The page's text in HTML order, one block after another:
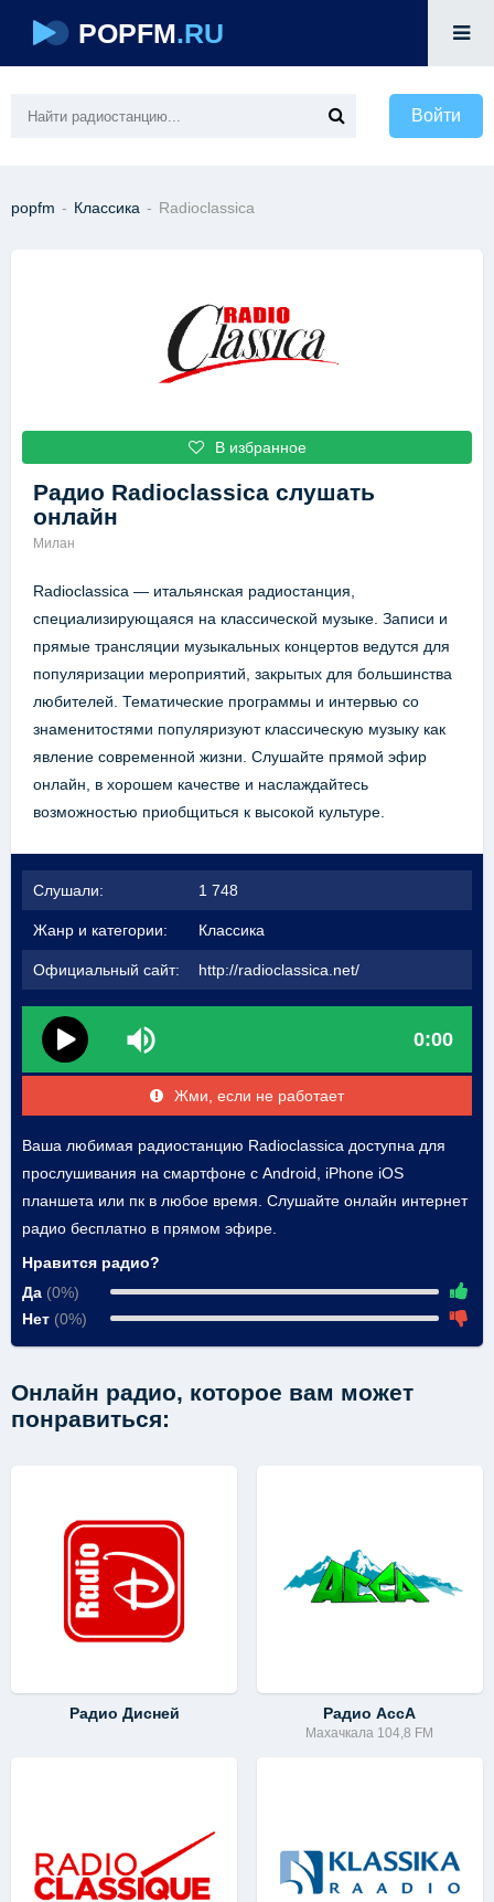
POPFM.RU
Войти
popfm - Классика - Radioclassica
В избранное
Радио Radioclassica слушать
онлайн
Милан
Radioclassica — итальянская радиостанция,
специализирующаяся на классической музыке. Записи и
прямые трансляции музыкальных концертов ведутся для
популяризации мероприятий, закрытых для большинства
любителей. Тематические программы и интервью со
знаменитостями популяризуют классическую музыку как
явление современной жизни. Слушайте прямой эфир
онлайн, в хорошем качестве и наслаждайтесь
возможностью приобщиться к высокой культуре.
Слушали: 1 748
Жанр и категории: Классика
Официальный сайт: http://radioclassica.net/
0:00
Жми, если не работает
Ваша любимая радиостанцию Radioclassica доступна для
прослушивания на смартфоне с Android, iPhone iOS
планшета или пк в любое время. Слушайте онлайн интернет
радио бесплатно в прямом эфире.
Нравится радио?
Да (0%)
Нет (0%)
Онлайн радио, которое вам может
понравиться:
Радио Дисней Радио АссА
Махачкала 104,8 FM